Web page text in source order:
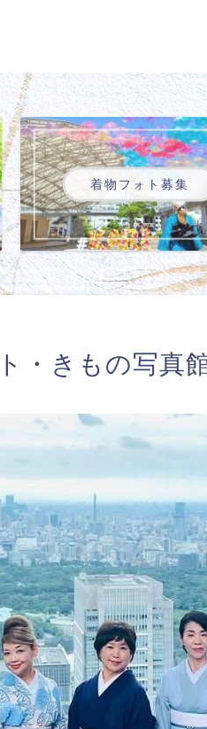
着物フォト募集
・きもの写真